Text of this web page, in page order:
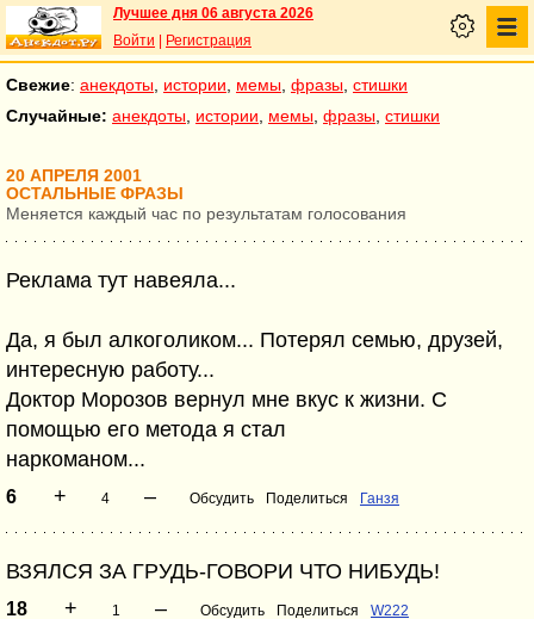
Лучшее дня 06 августа 2026
Войти
Регистрация
Свежие: анекдоты истории мемы фразы стишки
Случайные: анекдоты истории мемы фразы стишки
20 АПРЕЛЯ 2001
ОСТАЛЬНЫЕ ФРАЗЫ
Меняется каждый час по результатам голосования
Реклама тут навеяла...
Да, я был алкоголиком... Потерял семью, друзей,
интересную работу...
Доктор Морозов вернул мне вкус к жизни. С
помощью его метода я стал
наркоманом...
6 + 4 – Обсудить Поделиться Ганзя
ВЗЯЛСЯ ЗА ГРУДЬ-ГОВОРИ ЧТО НИБУДЬ!
18 + 1 – Обсудить Поделиться W222